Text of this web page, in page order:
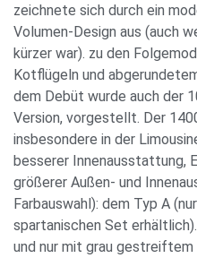
zeichnete sich durch ein
Volumen-Design aus (auch
kürzer war). zu den
Kotflügeln und
dem Debüt wurde auch der
Version, vorgestellt. Der
insbesondere in der
besserer Innenausstattung,
größerer Außen- und
Farbauswahl): dem Typ A
spartanischen Set
und nur mit grau